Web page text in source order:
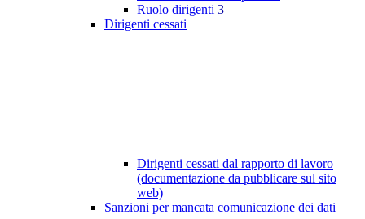
Ruolo dirigenti 3
Dirigenti cessati
Dirigenti cessati dal rapporto di lavoro
(documentazione da pubblicare sul sito
web)
Sanzioni per mancata comunicazione dei dati